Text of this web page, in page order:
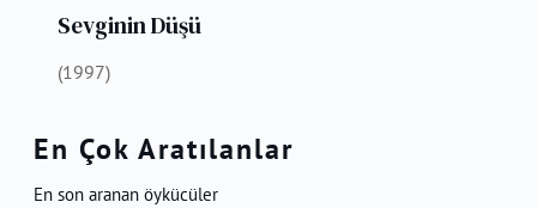
Sevginin Düşü
(1997)
En Çok Aratılanlar
En son aranan öykücüler